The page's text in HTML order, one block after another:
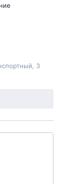
, 3